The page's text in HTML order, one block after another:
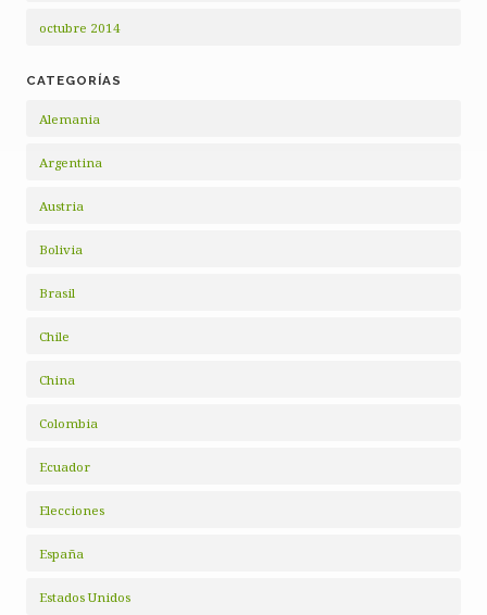
octubre 2014
CATEGORÍAS
Alemania
Argentina
Austria
Bolivia
Brasil
Chile
China
Colombia
Ecuador
Elecciones
España
Estados Unidos